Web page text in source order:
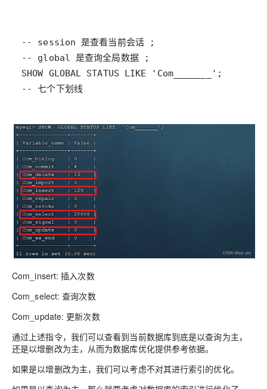
-- 七个下划线
Com_insert: 插入次数
Com_select: 查询次数
Com_update: 更新次数
通过上述指令，我们可以查看到当前数据库到底是以查询为主，
还是以增删改为主，从而为数据库优化提供参考依据。
如果是以增删改为主，我们可以考虑不对其进行索引的优化。